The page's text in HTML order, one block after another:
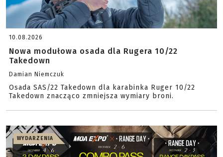
10.08.2026
Nowa modułowa osada dla Rugera 10/22
Takedown
Damian Niemczuk
Osada SAS/22 Takedown dla karabinka Ruger 10/22
Takedown znacząco zmniejsza wymiary broni.
WYDARZENIA